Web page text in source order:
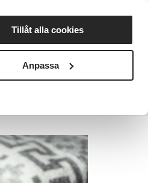
Tillåt alla cookies
Anpassa
Nyheter Avdelningar